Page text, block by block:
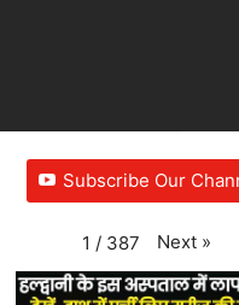
Subscribe Our
1 / 387 Next »